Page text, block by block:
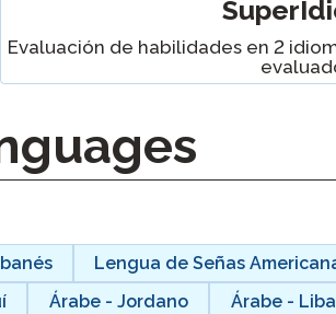
STAMP para LSA
STAMP para hebreo
STAMP para latín
Evaluación de habilidades en 2
Lengua de Señas
Árabe - Jordano Árabe -